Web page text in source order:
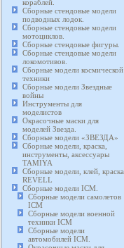
кораблей.
Сборные стендовые модели
подводных лодок.
Сборные стендовые модели
мотоциклов.
Сборные стендовые фигуры.
Сборные стендовые модели
локомотивов.
Сборные модели космической
техники
Сборные модели Звездные
войны
Инструменты для
моделистов
Окрасочные маски для
моделей Звезда.
Сборные модели «ЗВЕЗДА»
Сборные модели, краска,
инструменты, аксессуары
TAMIYA
Сборные модели, клей, краска
REVELL
Сборные модели ICM.
Сборные модели самолетов
ICM
Сборные модели военной
техники ICM
Сборные модели
автомобилей ICM.